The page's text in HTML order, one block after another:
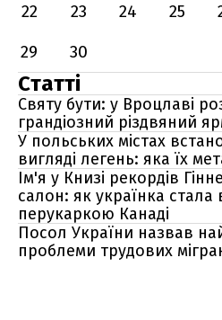
22
23 24 25
29
30
Статті
Святу бути: у Вроцлаві
грандіозний різдвяний
У польських містах
вигляді легень: яка їх
Ім'я у Книзі рекордів
салон: як українка стала
перукаркою Канаді
Посол України назвав
проблеми трудових